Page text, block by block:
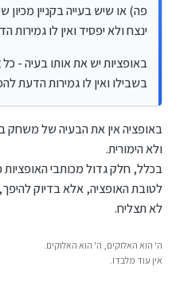
פה) או שיש בעייה בקניין
ינצח ולא יפסיד ואין לו גמירות
באופציות יש את אותו בעיה -
בשבילו ואין לו גמירות הדעת
באופציה אין את הבעיה של משחק
ולא הימורית.
בכלל, חלק גדול מכותבי
לטובת האופציה, אלא בדיוק
לא תצליח.
ה' הוא האלוקים, ה' הוא האלוקים.
אין עוד מלבדו.